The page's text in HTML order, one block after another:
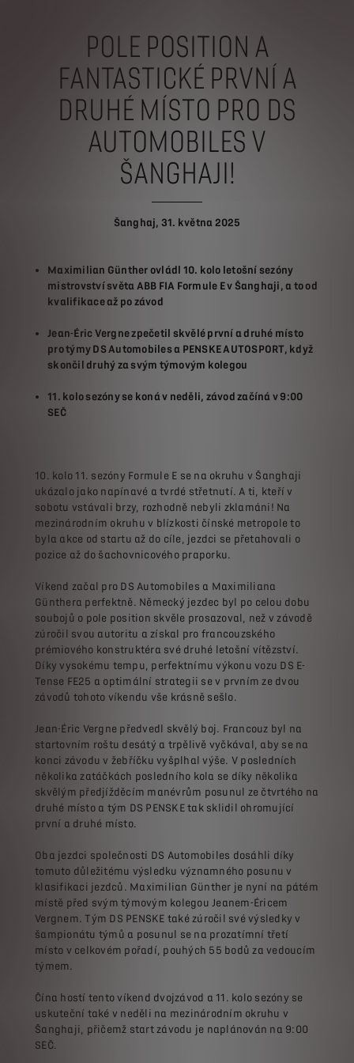
POLE POSITION A
FANTASTICKÉ PRVNÍ A
DRUHÉ MÍSTO PRO DS
AUTOMOBILES V
ŠANGHAJI!
Šanghaj, 31. května 2025
Maximilian Günther ovládl 10. kolo letošní sezóny
mistrovství světa ABB FIA Formule E v Šanghaji, a to od
kvalifikace až po závod
Jean-Éric Vergne zpečetil skvělé první a druhé místo
pro týmy DS Automobiles a PENSKE AUTOSPORT, když
skončil druhý za svým týmovým kolegou
11. kolo sezóny se koná v neděli, závod začíná v 9:00
SEČ
10. kolo 11. sezóny Formule E se na okruhu v Šanghaji
ukázalo jako napínavé a tvrdé střetnutí. A ti, kteří v
sobotu vstávali brzy, rozhodně nebyli zklamáni! Na
mezinárodním okruhu v blízkosti čínské metropole to
byla akce od startu až do cíle, jezdci se přetahovali o
pozice až do šachovnicového praporku.
Víkend začal pro DS Automobiles a Maximiliana
Günthera perfektně. Německý jezdec byl po celou dobu
soubojů o pole position skvěle prosazoval, než v závodě
zúročil svou autoritu a získal pro francouzského
prémiového konstruktéra své druhé letošní vítězství.
Díky vysokému tempu, perfektnímu výkonu vozu DS E-
Tense FE25 a optimální strategii se v prvním ze dvou
závodů tohoto víkendu vše krásně sešlo.
Jean-Éric Vergne předvedl skvělý boj. Francouz byl na
startovním roštu desátý a trpělivě vyčkával, aby se na
konci závodu v žebříčku vyšplhal výše. V posledních
několika zatáčkách posledního kola se díky několika
skvělým předjížděcím manévrům posunul ze čtvrtého na
druhé místo a tým DS PENSKE tak sklidil ohromující
první a druhé místo.
Oba jezdci společnosti DS Automobiles dosáhli díky
tomuto důležitému výsledku významného posunu v
klasifikaci jezdců. Maximilian Günther je nyní na pátém
místě před svým týmovým kolegou Jeanem-Éricem
Vergnem. Tým DS PENSKE také zúročil své výsledky v
šampionátu týmů a posunul se na prozatímní třetí
místo v celkovém pořadí, pouhých 55 bodů za vedoucím
týmem.
Čína hostí tento víkend dvojzávod a 11. kolo sezóny se
uskuteční také v neděli na mezinárodním okruhu v
Šanghaji, přičemž start závodu je naplánován na 9:00
SEČ.